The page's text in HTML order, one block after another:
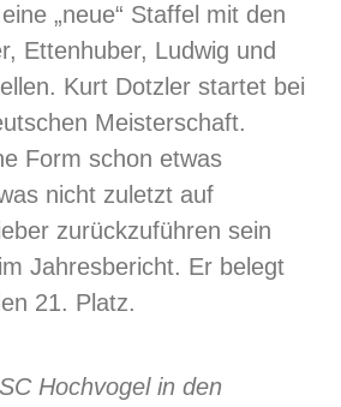
„neue“ Staffel mit den
Ettenhuber, Ludwig und
Kurt Dotzler startet bei
Meisterschaft.
Form schon etwas
nicht zuletzt auf
zurückzuführen sein
Jahresbericht. Er belegt
21. Platz.
Hochvogel in den